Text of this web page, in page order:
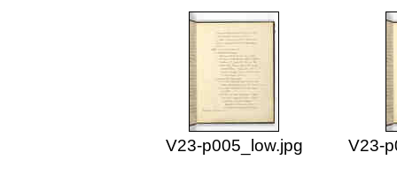
V23-p005_low.jpg V23-